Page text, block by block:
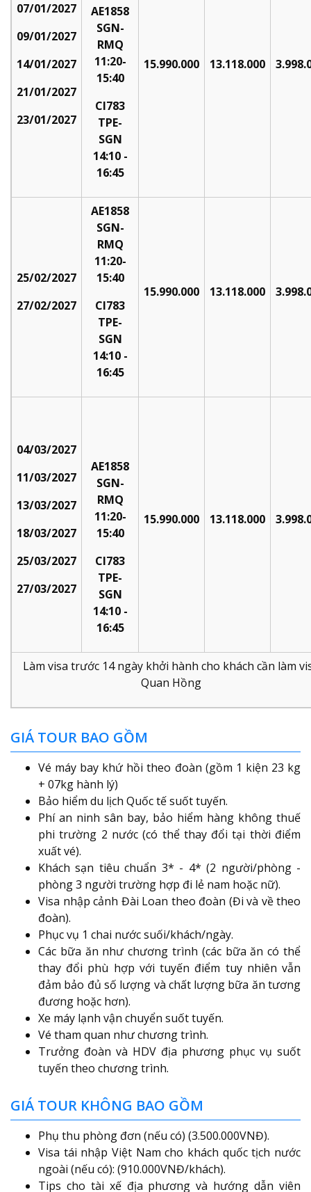
07/01/2027
09/01/2027
14/01/2027
21/01/2027
23/01/2027
AE1858
SGN-
RMQ
11:20-
15:40
CI783
TPE-
SGN
14:10 -
16:45
15.990.000 13.118.000
25/02/2027
27/02/2027
AE1858
SGN-
RMQ
11:20-
15:40
CI783
TPE-
SGN
14:10 -
16:45
15.990.000 13.118.000
04/03/2027
11/03/2027
13/03/2027
18/03/2027
25/03/2027
27/03/2027
AE1858
SGN-
RMQ
11:20-
15:40
CI783
TPE-
SGN
14:10 -
16:45
15.990.000 13.118.000
Làm visa trước 14 ngày khởi hành cho khách cần làm
Quan Hồng
GIÁ TOUR BAO GỒM
Vé máy bay khứ hồi theo đoàn (gồm 1 kiện 23 kg
+ 07kg hành lý)
Bảo hiểm du lịch Quốc tế suốt tuyến.
Phí an ninh sân bay, bảo hiểm hàng không thuế
phi trường 2 nước (có thể thay đổi tại thời điểm
xuất vé).
Khách sạn tiêu chuẩn 3* - 4* (2 người/phòng -
phòng 3 người trường hợp đi lẻ nam hoặc nữ).
Visa nhập cảnh Đài Loan theo đoàn (Đi và về theo
đoàn).
Phục vụ 1 chai nước suối/khách/ngày.
Các bữa ăn như chương trình (các bữa ăn có thể
thay đổi phù hợp với tuyến điểm tuy nhiên vẫn
đảm bảo đủ số lượng và chất lượng bữa ăn tương
đương hoặc hơn).
Xe máy lạnh vận chuyển suốt tuyến.
Vé tham quan như chương trình.
Trưởng đoàn và HDV địa phương phục vụ suốt
tuyến theo chương trình.
GIÁ TOUR KHÔNG BAO GỒM
Phụ thu phòng đơn (nếu có) (3.500.000VNĐ).
Visa tái nhập Việt Nam cho khách quốc tịch nước
ngoài (nếu có): (910.000VNĐ/khách).
Tips cho tài xế địa phương và hướng dẫn viên